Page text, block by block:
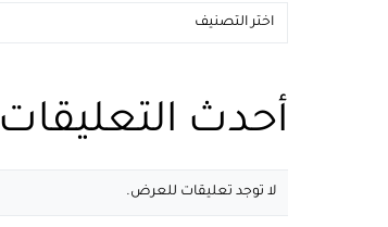
أحدث التعليقات
لا توجد تعليقات للعرض.